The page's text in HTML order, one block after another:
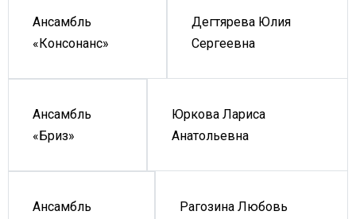
Ансамбль
«Консонанс»
Дегтярева Юлия
Сергеевна
Ансамбль
«Бриз»
Юркова Лариса
Анатольевна
Ансамбль
Рагозина Любовь